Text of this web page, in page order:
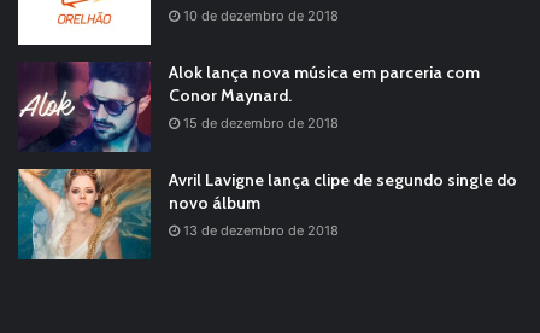
10 de dezembro de 2018
Alok lança nova música em parceria com
Conor Maynard.
15 de dezembro de 2018
Avril Lavigne lança clipe de segundo single do
novo álbum
13 de dezembro de 2018